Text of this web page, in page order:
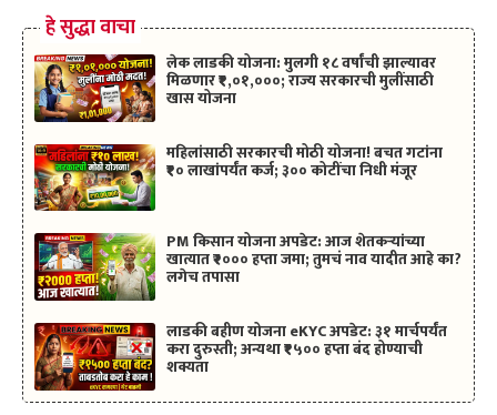
हे सुद्धा वाचा
लेक लाडकी योजना: मुलगी १८ वर्षांची झाल्यावर
मिळणार ₹१,०१,०००; राज्य सरकारची मुलींसाठी
खास योजना
महिलांसाठी सरकारची मोठी योजना! बचत गटांना
₹१० लाखांपर्यंत कर्ज; ३०० कोटींचा निधी मंजूर
PM किसान योजना अपडेट: आज शेतकऱ्यांच्या
खात्यात ₹२००० हप्ता जमा; तुमचं नाव यादीत आहे का?
लगेच तपासा
लाडकी बहीण योजना eKYC अपडेट: ३१ मार्चपर्यंत
करा दुरुस्ती; अन्यथा ₹१५०० हप्ता बंद होण्याची
शक्यता